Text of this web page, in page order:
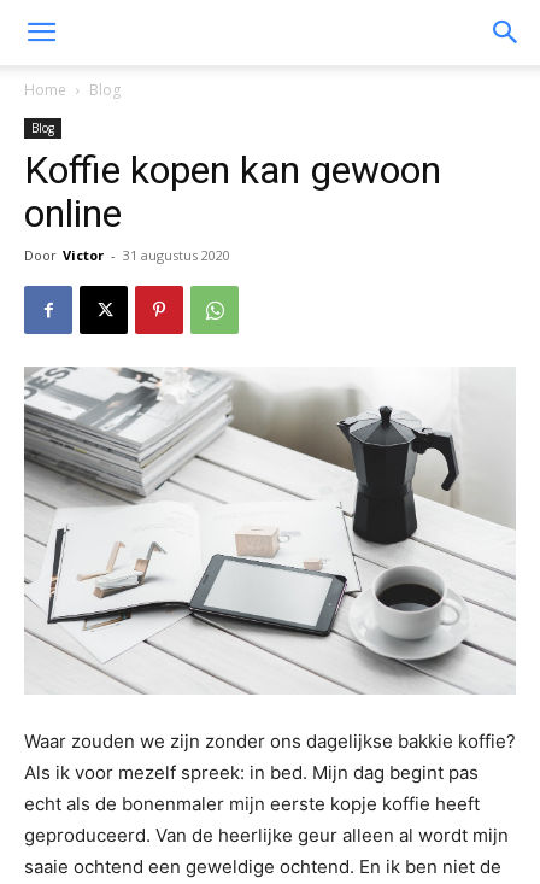
Home Blog
Blog
Koffie kopen kan gewoon
online
Door Victor - 31 augustus 2020
Waar zouden we zijn zonder ons dagelijkse bakkie koffie?
Als ik voor mezelf spreek: in bed. Mijn dag begint pas
echt als de bonenmaler mijn eerste kopje koffie heeft
geproduceerd. Van de heerlijke geur alleen al wordt mijn
saaie ochtend een geweldige ochtend. En ik ben niet de